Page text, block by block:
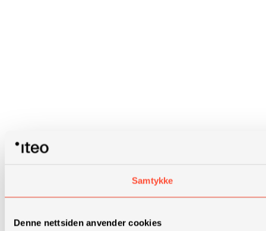
Samtykke
Denne nettsiden anvender cookies